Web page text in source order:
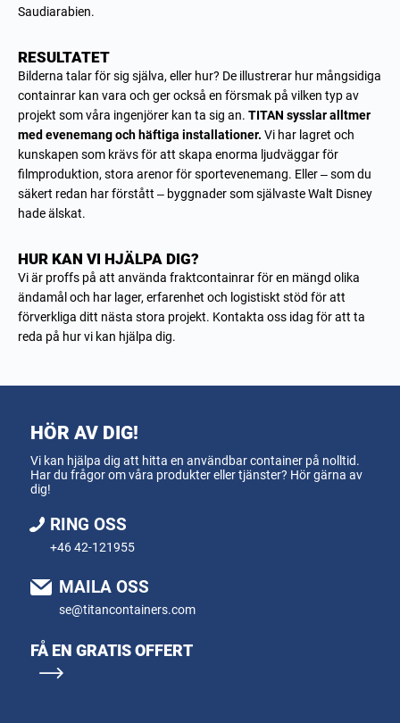
Saudiarabien.
RESULTATET
Bilderna talar för sig själva, eller hur? De illustrerar hur mångsidiga
containrar kan vara och ger också en försmak på vilken typ av
projekt som våra ingenjörer kan ta sig an. TITAN sysslar alltmer
med evenemang och häftiga installationer. Vi har lagret och
kunskapen som krävs för att skapa enorma ljudväggar för
filmproduktion, stora arenor för sportevenemang. Eller – som du
säkert redan har förstått – byggnader som självaste Walt Disney
hade älskat.
HUR KAN VI HJÄLPA DIG?
Vi är proffs på att använda fraktcontainrar för en mängd olika
ändamål och har lager, erfarenhet och logistiskt stöd för att
förverkliga ditt nästa stora projekt. Kontakta oss idag för att ta
reda på hur vi kan hjälpa dig.
HÖR AV DIG!
Vi kan hjälpa dig att hitta en användbar container på nolltid.
Har du frågor om våra produkter eller tjänster? Hör gärna av
dig!
RING OSS
+46 42-121955
MAILA OSS
se@titancontainers.com
FÅ EN GRATIS OFFERT